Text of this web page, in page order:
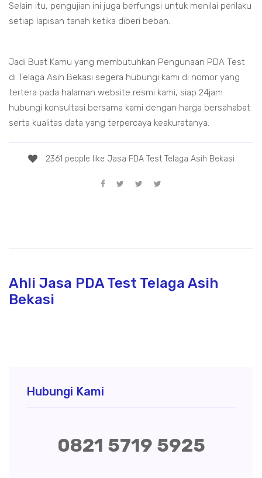
Selain itu, pengujian ini juga berfungsi untuk menilai perilaku
setiap lapisan tanah ketika diberi beban.
Jadi Buat Kamu yang membutuhkan Pengunaan PDA Test
di Telaga Asih Bekasi segera hubungi kami di nomor yang
tertera pada halaman website resmi kami, siap 24jam
hubungi konsultasi bersama kami dengan harga bersahabat
serta kualitas data yang terpercaya keakuratanya.
2361 people like Jasa PDA Test Telaga Asih Bekasi
Ahli Jasa PDA Test Telaga Asih
Bekasi
Hubungi Kami
0821 5719 5925